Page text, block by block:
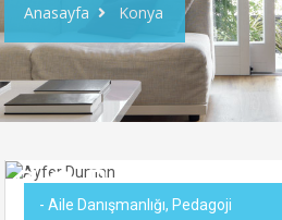
Anasayfa
Konya
- Aile Danışmanlığı, Pedagoji